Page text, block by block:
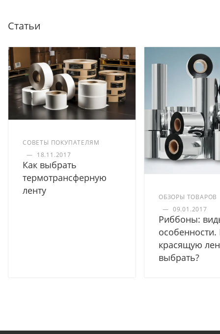
Статьи
СОВЕТЫ ПОКУПАТЕЛЯМ
— 18.11.2017
Как выбрать
термотрансферную
ленту
ОБЗОРЫ ТОВАРОВ
— 09.01.2017
Риббоны:
красящую
выбрать?